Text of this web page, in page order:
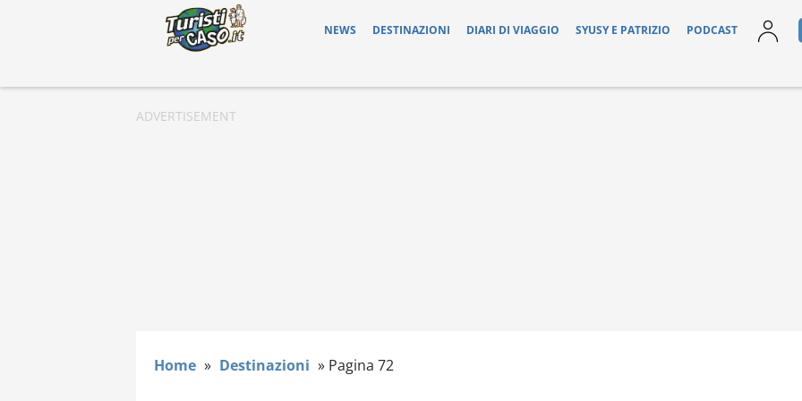
NEWS DESTINAZIONI DIARI DI VIAGGIO SYUSY E PATRIZIO PODCAST
Home » Destinazioni » Pagina 72